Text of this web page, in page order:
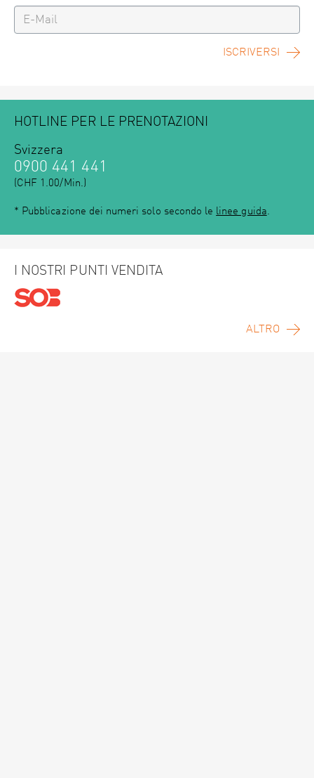
ISCRIVERSI
HOTLINE PER LE PRENOTAZIONI
Svizzera
0900 441 441
(CHF 1.00/Min.)
* Pubblicazione dei numeri solo secondo le linee guida.
I NOSTRI PUNTI VENDITA
ALTRO